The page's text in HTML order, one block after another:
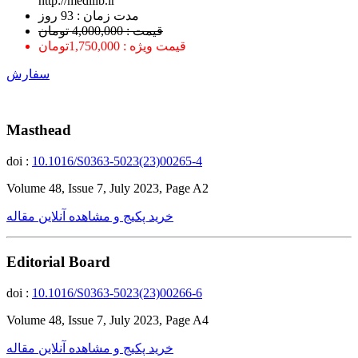
ﻣﺪﺕ ﺯﻣﺎﻥ : 93 ﺭﻭﺯ
قیمت : 4,000,000 تومان
قیمت ویژه : 1,750,000تومان
سفارش
Masthead
doi : 10.1016/S0363-5023(23)00265-4
Volume 48, Issue 7, July 2023, Page A2
خرید پکیج و مشاهده آنلاین مقاله
Editorial Board
doi : 10.1016/S0363-5023(23)00266-6
Volume 48, Issue 7, July 2023, Page A4
خرید پکیج و مشاهده آنلاین مقاله